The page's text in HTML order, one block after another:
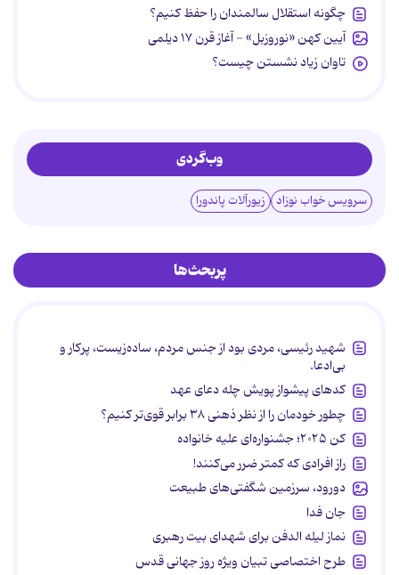
چگونه استقلال سالمندان را حفظ کنیم؟
آیین کهن «نوروزبل» - آغاز قرن ۱۷ دیلمی
تاوان زیاد نشستن چیست؟
وب‌گردی
سرویس خواب نوزاد زیورآلات پاندورا
پربحث‌ها
شهید رئیسی، مردی بود از جنس مردم، ساده‌زیست، پرکار و
بی‌ادعا.
کدهای پیشواز پویش چله دعای عهد
چطور خودمان را از نظر ذهنی ۳۸ برابر قوی‌تر کنیم؟
کن ۲۰۲۵؛ جشنواره‌ای علیه خانواده
راز افرادی که کمتر ضرر می‌کنند!
دورود، سرزمین شگفتی‌های طبیعت
جان فدا
نماز لیله الدفن برای شهدای بیت رهبری
طرح اختصاصی تبیان ویژه روز جهانی قدس